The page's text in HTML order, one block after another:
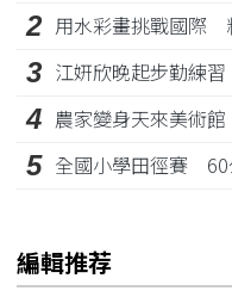
2 用水彩畫挑戰國際
3 江姸欣晚起步勤練習
4 農家變身天來美術
5 全國小學田徑賽 60公
編輯推荐